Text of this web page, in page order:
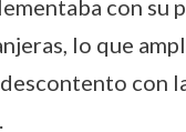
con
lo que
con